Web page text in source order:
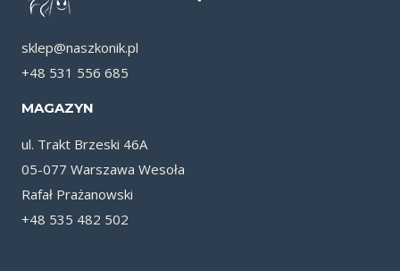
sklep@naszkonik.pl
+48 531 556 685
MAGAZYN
ul. Trakt Brzeski 46A
05-077 Warszawa Wesoła
Rafał Prażanowski
+48 535 482 502